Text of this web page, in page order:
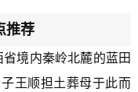
推荐
境内秦岭北麓的蓝田
王顺担土葬母于此而